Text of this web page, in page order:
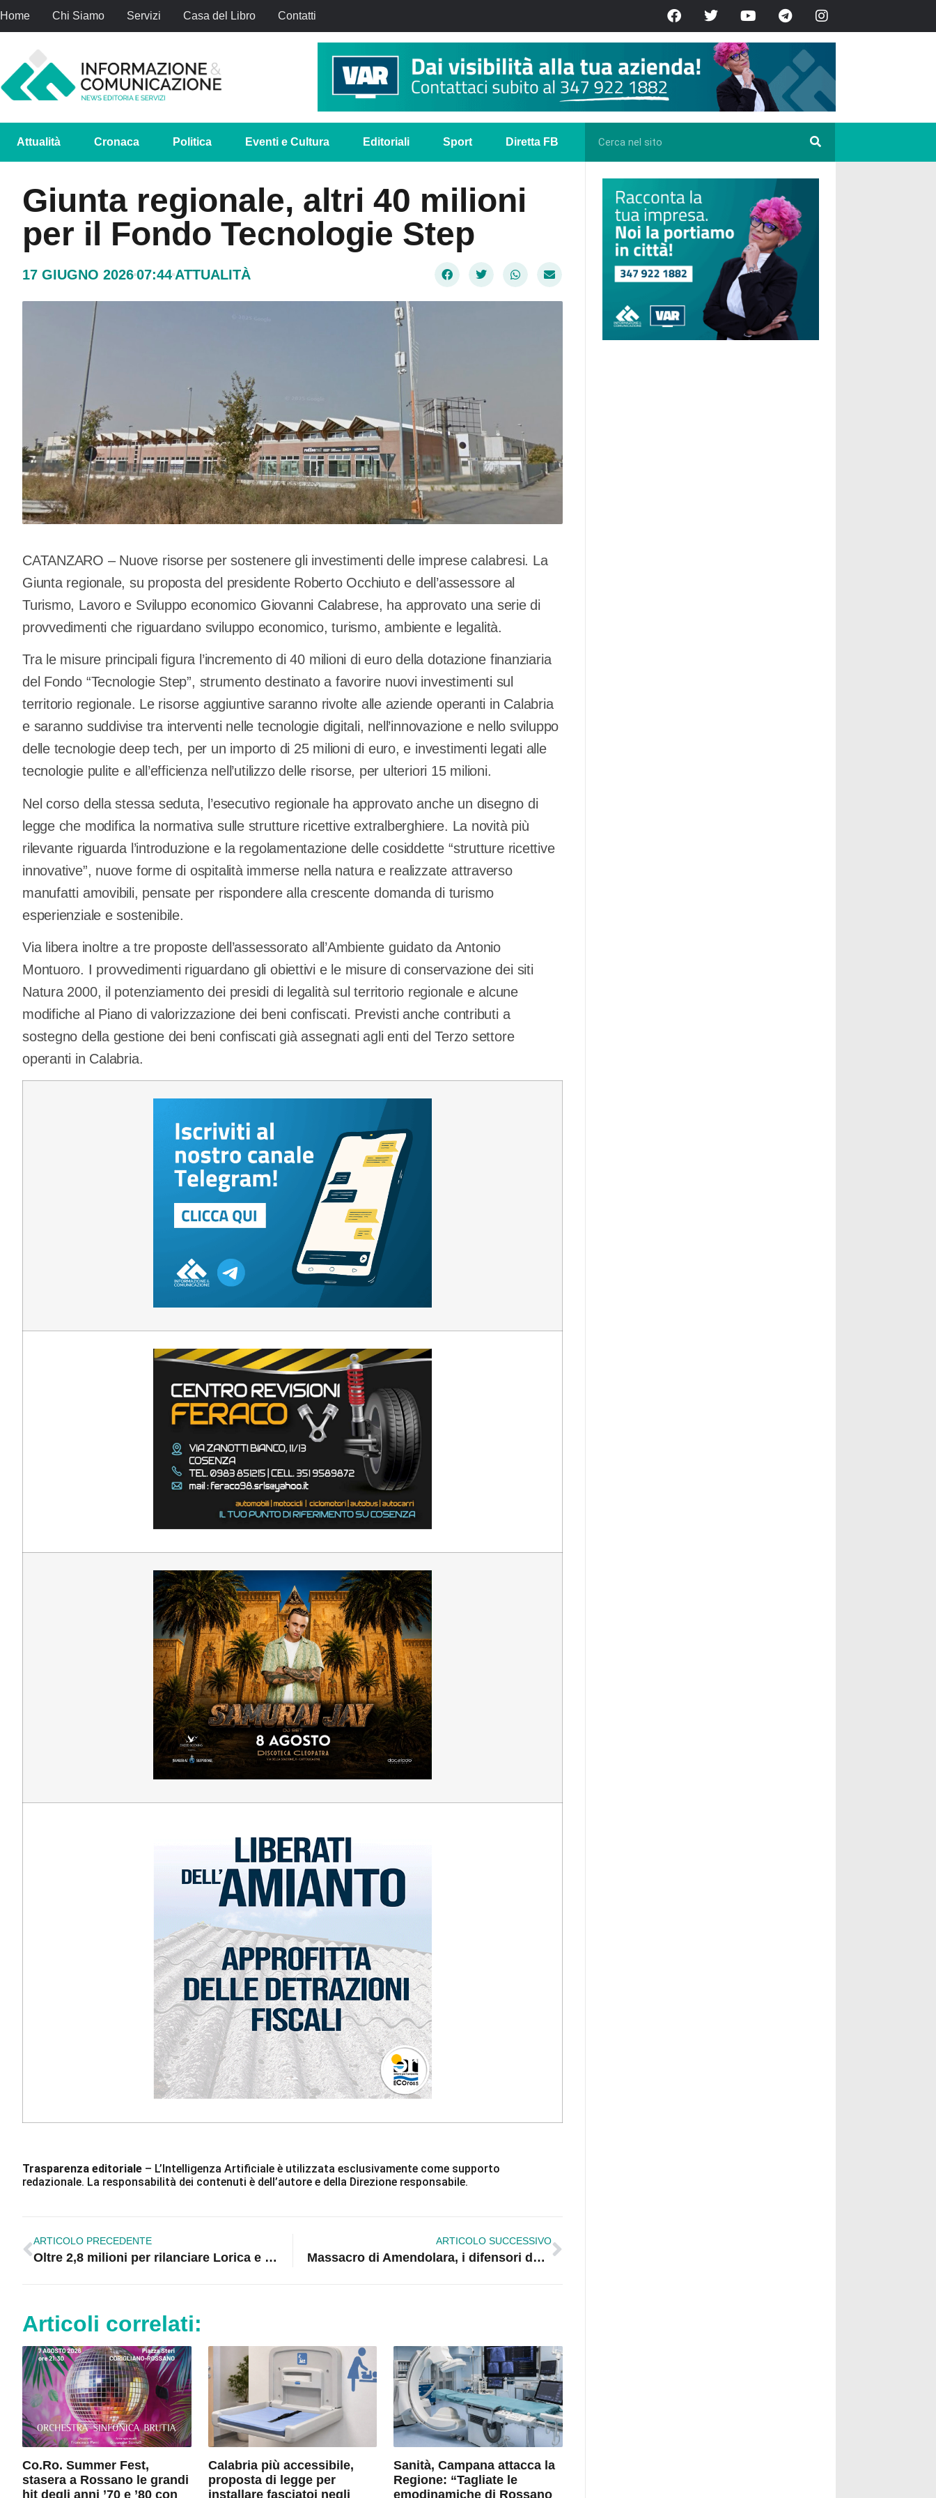
Home Chi Siamo Servizi Casa del Libro Contatti
Attualità Cronaca Politica Eventi e Cultura Editoriali Sport Diretta FB
Giunta regionale, altri 40 milioni
per il Fondo Tecnologie Step
17 GIUGNO 202607:44 ATTUALITÀ
CATANZARO – Nuove risorse per sostenere gli investimenti delle imprese calabresi. La
Giunta regionale, su proposta del presidente Roberto Occhiuto e dell’assessore al
Turismo, Lavoro e Sviluppo economico Giovanni Calabrese, ha approvato una serie di
provvedimenti che riguardano sviluppo economico, turismo, ambiente e legalità.
Tra le misure principali figura l’incremento di 40 milioni di euro della dotazione finanziaria
del Fondo “Tecnologie Step”, strumento destinato a favorire nuovi investimenti sul
territorio regionale. Le risorse aggiuntive saranno rivolte alle aziende operanti in Calabria
e saranno suddivise tra interventi nelle tecnologie digitali, nell’innovazione e nello sviluppo
delle tecnologie deep tech, per un importo di 25 milioni di euro, e investimenti legati alle
tecnologie pulite e all’efficienza nell’utilizzo delle risorse, per ulteriori 15 milioni.
Nel corso della stessa seduta, l’esecutivo regionale ha approvato anche un disegno di
legge che modifica la normativa sulle strutture ricettive extralberghiere. La novità più
rilevante riguarda l’introduzione e la regolamentazione delle cosiddette “strutture ricettive
innovative”, nuove forme di ospitalità immerse nella natura e realizzate attraverso
manufatti amovibili, pensate per rispondere alla crescente domanda di turismo
esperienziale e sostenibile.
Via libera inoltre a tre proposte dell’assessorato all’Ambiente guidato da Antonio
Montuoro. I provvedimenti riguardano gli obiettivi e le misure di conservazione dei siti
Natura 2000, il potenziamento dei presidi di legalità sul territorio regionale e alcune
modifiche al Piano di valorizzazione dei beni confiscati. Previsti anche contributi a
sostegno della gestione dei beni confiscati già assegnati agli enti del Terzo settore
operanti in Calabria.
Trasparenza editoriale – L’Intelligenza Artificiale è utilizzata esclusivamente come supporto
redazionale. La responsabilità dei contenuti è dell’autore e della Direzione responsabile.
ARTICOLO PRECEDENTE
Oltre 2,8 milioni per rilanciare Lorica e Camigliatello
ARTICOLO SUCCESSIVO
Massacro di Amendolara, i difensori dei cinque indagati chiedono il Riesame
Articoli correlati:
Co.Ro. Summer Fest,
stasera a Rossano le grandi
hit degli anni ’70 e ’80 con
Calabria più accessibile,
proposta di legge per
installare fasciatoi negli
Sanità, Campana attacca la
Regione: “Tagliate le
emodinamiche di Rossano